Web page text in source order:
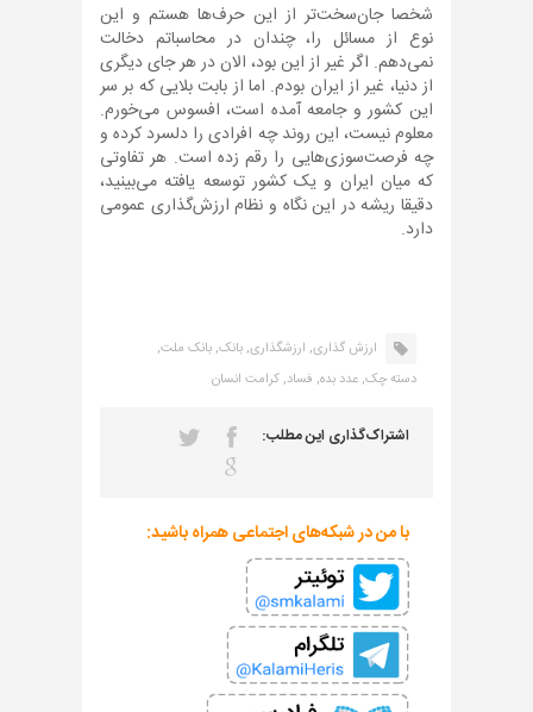
شخصا جان‌سخت‌تر از این حرف‌ها هستم و این
نوع از مسائل را، چندان در محاسباتم دخالت
نمی‌دهم. اگر غیر از این بود، الان در هر جای دیگری
از دنیا، غیر از ایران بودم. اما از بابت بلایی که بر سر
این کشور و جامعه آمده است، افسوس می‌خورم.
معلوم نیست، این روند چه افرادی را دلسرد کرده و
چه فرصت‌سوزی‌هایی را رقم زده است. هر تفاوتی
که میان ایران و یک کشور توسعه یافته می‌بینید،
دقیقا ریشه در این نگاه و نظام ارزش‌گذاری عمومی
دارد.
ارزش گذاری, ارزشگذاری,بانک,بانک ملت,
دسته چک,عدد بده, فساد,کرامت انسان
اشتراک‌گذاری این مطلب:
با من در شبکه‌های اجتماعی همراه باشید: